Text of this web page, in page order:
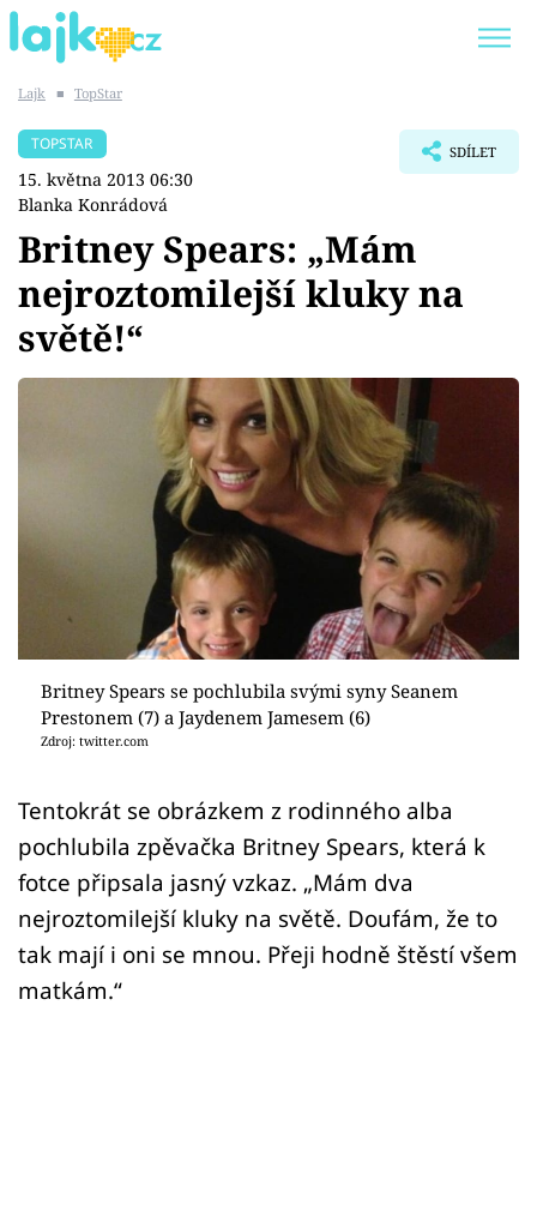
SHOPAHOLICADEL
Témata
Showbyznys
Sex a vztahy
Sledujte prima+
Přihlášení
Sledujte nás
Lajk ■ TopStar
TOPSTAR
15. května 2013 06:30
Blanka Konrádová
SDÍLET
Britney Spears: „Mám
nejroztomilejší kluky na
světě!“
Britney Spears se pochlubila svými syny Seanem
Prestonem (7) a Jaydenem Jamesem (6)
Zdroj: twitter.com
Tentokrát se obrázkem z rodinného alba
pochlubila zpěvačka Britney Spears, která k
fotce připsala jasný vzkaz. „Mám dva
nejroztomilejší kluky na světě. Doufám, že to
tak mají i oni se mnou. Přeji hodně štěstí všem
matkám.“